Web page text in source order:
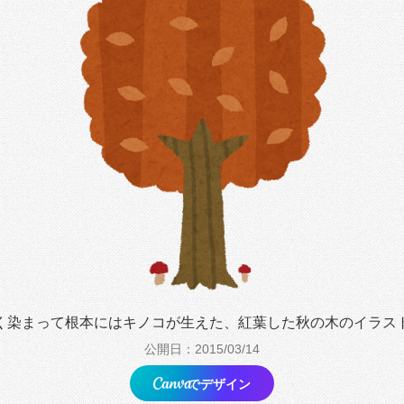
染まって根本にはキノコが生えた、紅葉した秋の木のイラス
公開日：2015/03/14
でデザイン